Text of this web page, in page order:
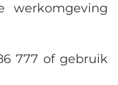
werkomgeving
777 of gebruik